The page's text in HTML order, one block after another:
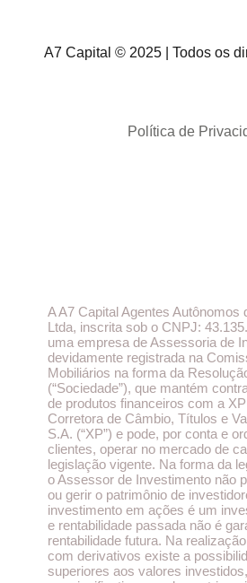
A7 Capital © 2025 | Todos os
Política de
A A7 Capital Agentes Autônomos
Ltda, inscrita sob o CNPJ:
uma empresa de Assessoria de
devidamente registrada na
Mobiliários na forma da
(“Sociedade”), que mantém
de produtos financeiros com a
Corretora de Câmbio, Títulos e
S.A. (“XP”) e pode, por conta e
clientes, operar no mercado de
legislação vigente. Na forma da
o Assessor de Investimento não
ou gerir o patrimônio de
investimento em ações é um
e rentabilidade passada não é
rentabilidade futura. Na
com derivativos existe a
superiores aos valores